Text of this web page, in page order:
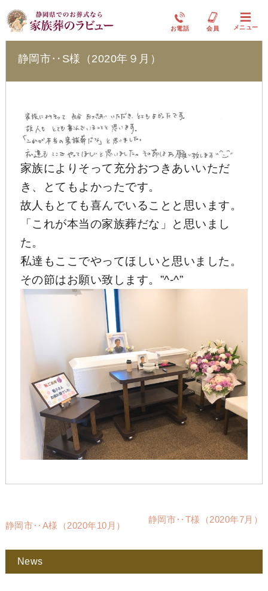
お電話 会員 メニュー
ラビューリビング静岡沓谷
静岡市‥S様（2020年９月）
家族によりそって充分おつきあいいただ
き、とてもよかったです。
故人もとても喜んでいることと思います。
「これが本当の家族葬だな」と思いまし
た。
私達もここでやってほしいと思いました。
その節はお願い致します。”^-^”
静岡市‥A様（2020年10月）
静岡市‥T様（2020年7月）
News